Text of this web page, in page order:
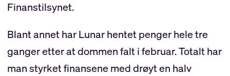
Finanstilsynet.
Blant annet har Lunar hentet penger hele tre
ganger etter at dommen falt i februar. Totalt har
man styrket finansene med drøyt en halv